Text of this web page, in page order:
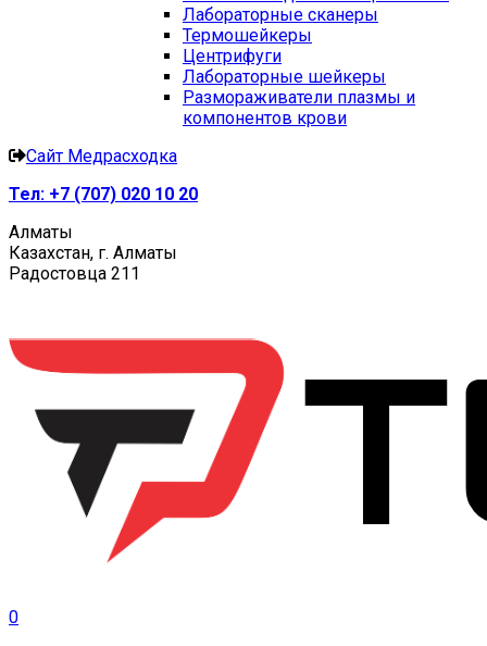
Лабораторные сканеры
Термошейкеры
Центрифуги
Лабораторные шейкеры
Размораживатели плазмы и
компонентов крови
Сайт Медрасходка
Тел: +7 (707) 020 10 20
Алматы
Казахстан, г. Алматы
Радостовца 211
0